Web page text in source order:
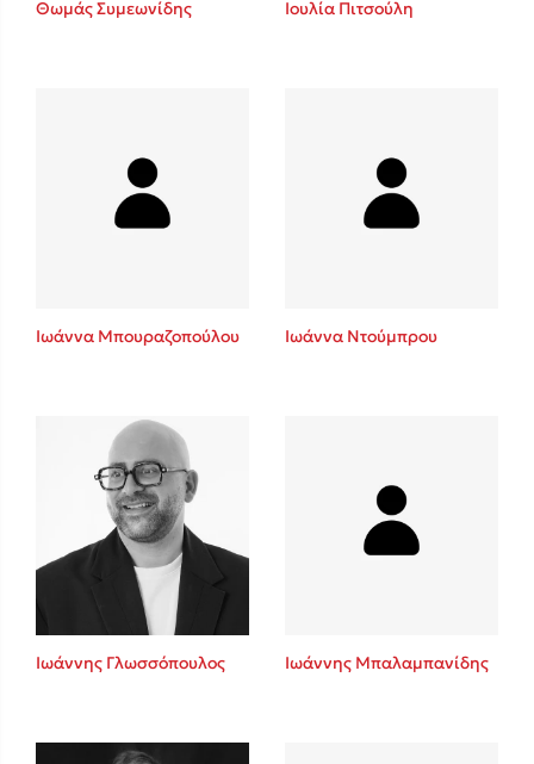
Playlist
Το λεξικό της ζωής σου
Κώστας Κρομμύδας
Θωμάς Συμεωνίδης Ιουλία Πιτσούλη
Ιωάννα Μπουραζοπούλου Ιωάννα Ντούμπρου
Ιωάννης Γλωσσόπουλος Ιωάννης Μπαλαμπανίδης